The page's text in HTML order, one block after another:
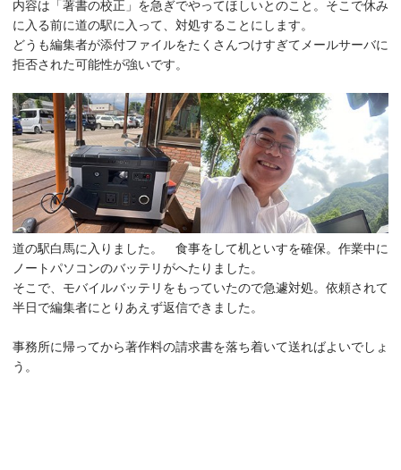
内容は「著書の校正」を急ぎでやってほしいとのこと。そこで休み
に入る前に道の駅に入って、対処することにします。
どうも編集者が添付ファイルをたくさんつけすぎてメールサーバに
拒否された可能性が強いです。
道の駅白馬に入りました。 食事をして机といすを確保。作業中に
ノートパソコンのバッテリがへたりました。
そこで、モバイルバッテリをもっていたので急遽対処。依頼されて
半日で編集者にとりあえず返信できました。
事務所に帰ってから著作料の請求書を落ち着いて送ればよいでしょ
う。